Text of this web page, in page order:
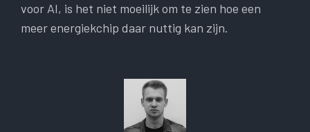
voor AI, is het niet moeilijk om te zien hoe een
meer energiekchip daar nuttig kan zijn.